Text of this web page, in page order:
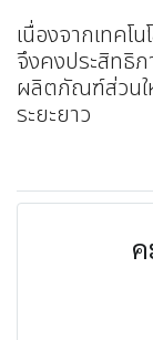
เนื่องจากเทคโ
จึงคงประสิทธิ
ผลิตภัณฑ์ส่วนใ
ระยะยาว